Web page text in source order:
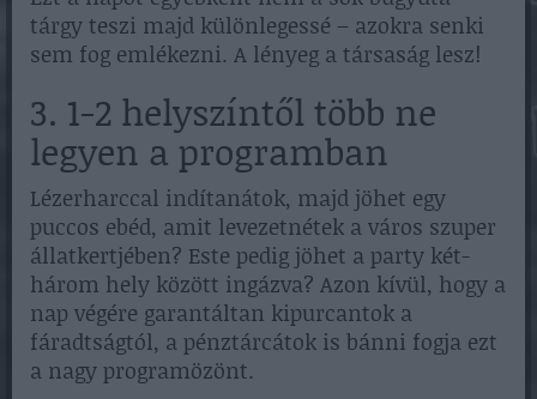
tárgy teszi majd különlegessé – azokra senki
sem fog emlékezni. A lényeg a társaság lesz!
3. 1-2 helyszíntől több ne
legyen a programban
Lézerharccal indítanátok, majd jöhet egy
puccos ebéd, amit levezetnétek a város szuper
állatkertjében? Este pedig jöhet a party két-
három hely között ingázva? Azon kívül, hogy a
nap végére garantáltan kipurcantok a
fáradtságtól, a pénztárcátok is bánni fogja ezt
a nagy programözönt.